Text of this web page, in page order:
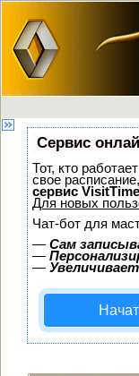
Сервис
Тот, кто
свое
сервис
Для новых
Чат-бот для
— Сам
—
—